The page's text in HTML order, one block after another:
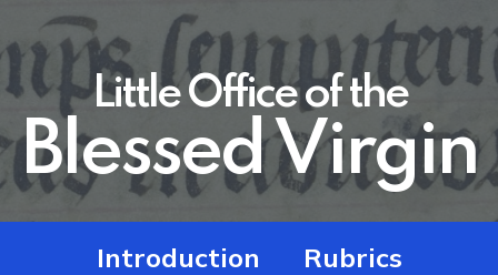
Little Office of the
Blessed Virgin
Introduction
Rubrics